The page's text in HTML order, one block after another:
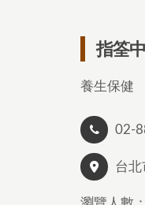
指筌
養生保健
02-
台